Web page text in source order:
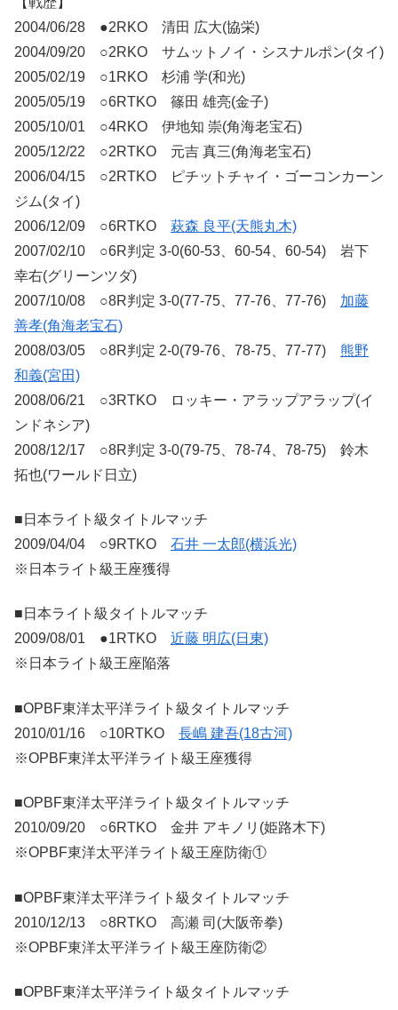
2004/06/28 ●2RKO 清田 広大(協栄)
2004/09/20 ○2RKO サムットノイ・シスナルポン(タイ)
2005/02/19 ○1RKO 杉浦 学(和光)
2005/05/19 ○6RTKO 篠田 雄亮(金子)
2005/10/01 ○4RKO 伊地知 崇(角海老宝石)
2005/12/22 ○2RTKO 元吉 真三(角海老宝石)
2006/04/15 ○2RTKO ピチットチャイ・ゴーコンカーン
ジム(タイ)
2006/12/09 ○6RTKO 萩森 良平(天熊丸木)
2007/02/10 ○6R判定 3-0(60-53、60-54、60-54) 岩下
幸右(グリーンツダ)
2007/10/08 ○8R判定 3-0(77-75、77-76、77-76) 加藤
善孝(角海老宝石)
2008/03/05 ○8R判定 2-0(79-76、78-75、77-77) 熊野
和義(宮田)
2008/06/21 ○3RTKO ロッキー・アラップアラップ(イ
ンドネシア)
2008/12/17 ○8R判定 3-0(79-75、78-74、78-75) 鈴木
拓也(ワールド日立)
■日本ライト級タイトルマッチ
2009/04/04 ○9RTKO 石井 一太郎(横浜光)
※日本ライト級王座獲得
■日本ライト級タイトルマッチ
2009/08/01 ●1RTKO 近藤 明広(日東)
※日本ライト級王座陥落
■OPBF東洋太平洋ライト級タイトルマッチ
2010/01/16 ○10RTKO 長嶋 建吾(18古河)
※OPBF東洋太平洋ライト級王座獲得
■OPBF東洋太平洋ライト級タイトルマッチ
2010/09/20 ○6RTKO 金井 アキノリ(姫路木下)
※OPBF東洋太平洋ライト級王座防衛①
■OPBF東洋太平洋ライト級タイトルマッチ
2010/12/13 ○8RTKO 高瀬 司(大阪帝拳)
※OPBF東洋太平洋ライト級王座防衛②
■OPBF東洋太平洋ライト級タイトルマッチ